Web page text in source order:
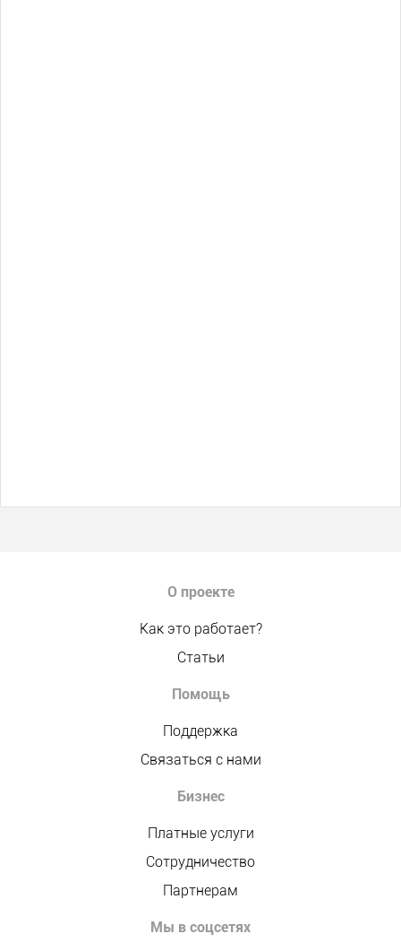
О проекте
Как это работает?
Статьи
Помощь
Поддержка
Связаться с нами
Бизнес
Платные услуги
Сотрудничество
Партнерам
Мы в соцсетях